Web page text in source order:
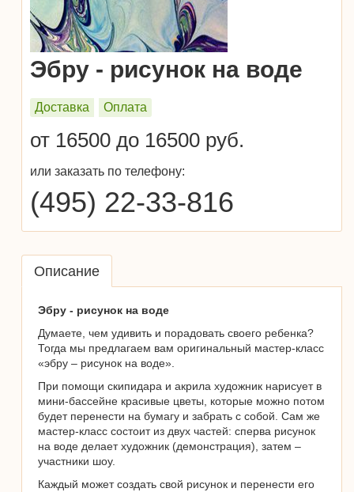
Эбру - рисунок на воде
Доставка Оплата
от 16500 до 16500 руб.
или заказать по телефону:
(495) 22-33-816
Описание
Эбру - рисунок на воде
Думаете, чем удивить и порадовать своего ребенка?
Тогда мы предлагаем вам оригинальный мастер-класс
«эбру – рисунок на воде».
При помощи скипидара и акрила художник нарисует в
мини-бассейне красивые цветы, которые можно потом
будет перенести на бумагу и забрать с собой. Сам же
мастер-класс состоит из двух частей: сперва рисунок
на воде делает художник (демонстрация), затем –
участники шоу.
Каждый может создать свой рисунок и перенести его